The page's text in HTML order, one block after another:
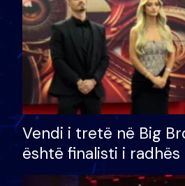
Vendi i tretë në Big
është finalisti i